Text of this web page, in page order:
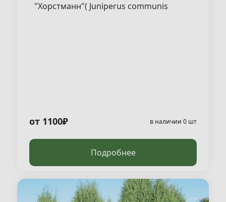
"Хорстманн"( Juniperus communis
от 1100₽ в наличии 0 шт
Подробнее